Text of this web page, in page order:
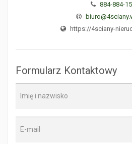
884-884-
https://4sciany-
Formularz Kontaktowy